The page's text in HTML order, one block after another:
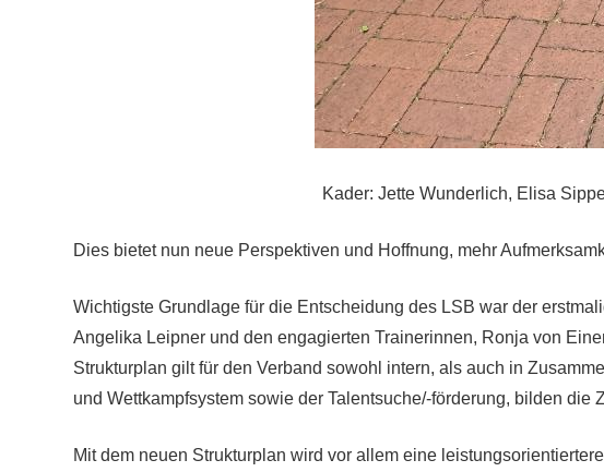
Kader: Jette Wunderlich, Elisa
Dies bietet nun neue Perspektiven und Hoffnung, mehr
Wichtigste Grundlage für die Entscheidung des LSB war der
Angelika Leipner und den engagierten Trainerinnen, Ronja von
Strukturplan gilt für den Verband sowohl intern, als auch in
und Wettkampfsystem sowie der Talentsuche/-förderung, bilden
Mit dem neuen Strukturplan wird vor allem eine